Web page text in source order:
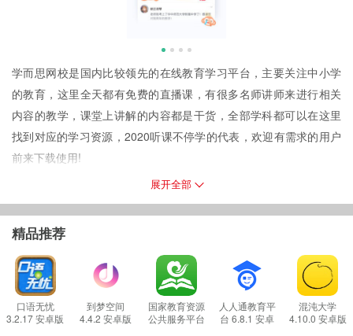
学而思网校是国内比较领先的在线教育学习平台，主要关注中小学
的教育，这里全天都有免费的直播课，有很多名师讲师来进行相关
内容的教学，课堂上讲解的内容都是干货，全部学科都可以在这里
找到对应的学习资源，2020听课不停学的代表，欢迎有需求的用户
前来下载使用!
有很多专业的名师全天免费直播，观看直播可以了解更多学习方法;
【搜索内容直达】
经过多年的发展和教研，这里的内容是超多的，海量内容任你搜索;
【精彩评论互动】
在这里没有什么限制，可以畅所欲言，师生互动会有很多的火花
哦。
展开全部
精品推荐
口语无忧
3.2.17 安卓版
到梦空间
4.4.2 安卓版
国家教育资源
公共服务平台
人人通教育平
台 6.8.1 安卓
混沌大学
4.10.0 安卓版